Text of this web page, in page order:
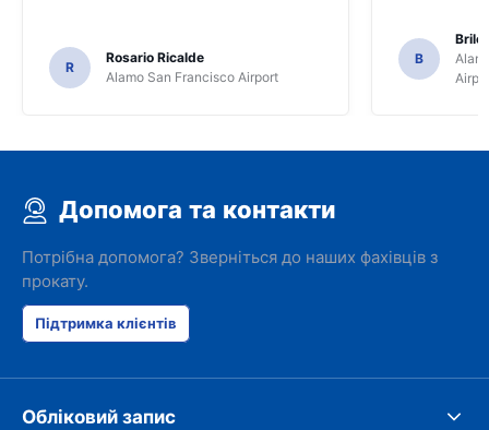
R
Rosario Ricalde
Alamo San Francisco Airport
B
Допомога та контакти
Потрібна допомога? Зверніться до наших фахівців з
прокату.
Підтримка клієнтів
Обліковий запис